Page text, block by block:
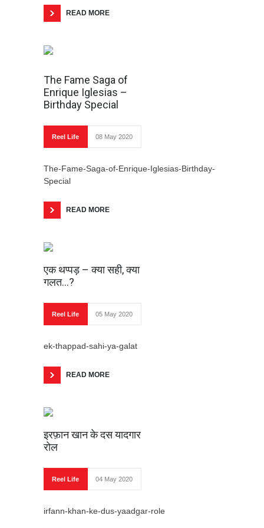
Vivek Sharma
The Unpopular Woman
सदाबहार रोमांटिक हीरो थे ऋषि कपूर
Five Essential Things Every
25th April that year -
“Bloodbath at Kingston”
OnePlus 8 vs OnePlus 8 Pro
comparison In
Techlustre16.04.2020B
sharjah”
READ MORE
The Fame Saga of
Enrique Iglesias –
Birthday Special
Reel Life 08 May 2020
The-Fame-Saga-of-Enrique-Iglesias-Birthday-
Special
READ MORE
एक थप्पड़ – क्या सही, क्या
गलत...?
Reel Life 05 May 2020
ek-thappad-sahi-ya-galat
READ MORE
इरफ़ान खान के दस यादगार
रोल
Reel Life 04 May 2020
irfann-khan-ke-dus-yaadgar-role